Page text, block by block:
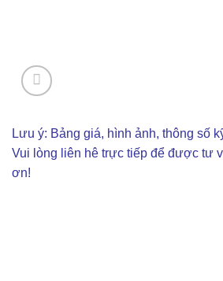
Lưu ý: Bảng giá, hình ảnh, thông số
Vui lòng liên hê trực tiếp để được tư
ơn!